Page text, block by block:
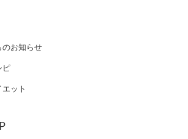
のお知らせ
ピ
ット